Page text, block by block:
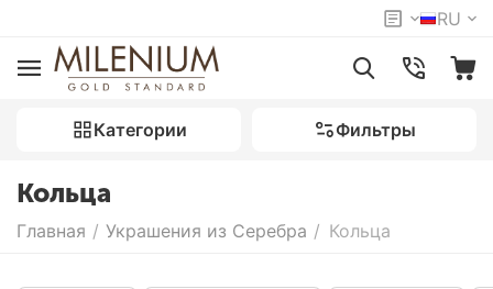
RU
Категории Фильтры
Кольца
Главная / Украшения из Серебра / Кольца